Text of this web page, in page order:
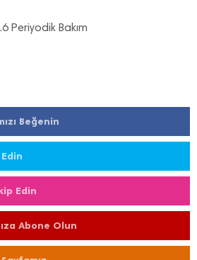
Periyodik Bakım
Beğenin
Edin
Abone Olun